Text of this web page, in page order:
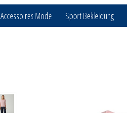
Accessoires Mode Sport Bekleidung